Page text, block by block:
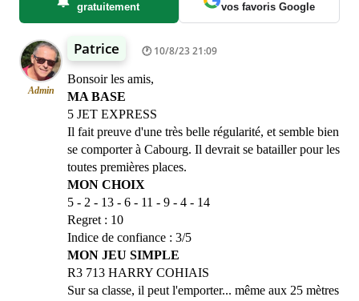
gratuitement
vos favoris Google
Admin
Patrice 10/8/23 21:09
Bonsoir les amis,
MA BASE
5 JET EXPRESS
Il fait preuve d'une très belle régularité, et semble bien
se comporter à Cabourg. Il devrait se batailler pour les
toutes premières places.
MON CHOIX
5 - 2 - 13 - 6 - 11 - 9 - 4 - 14
Regret : 10
Indice de confiance : 3/5
MON JEU SIMPLE
R3 713 HARRY COHIAIS
Sur sa classe, il peut l'emporter... même aux 25 mètres